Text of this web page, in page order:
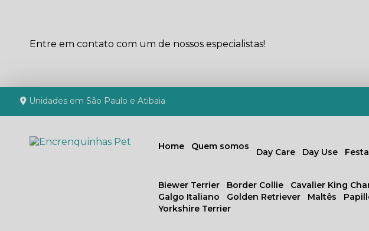
Entre em contato com um de nossos especialistas!
Unidades em São Paulo e Atibaia
Home Quem somos
Day Care
Day Use
Biewer Terrier
Border Collie Cavalier King
Galgo Italiano
Golden Retriever Maltês
Yorkshire Terrier